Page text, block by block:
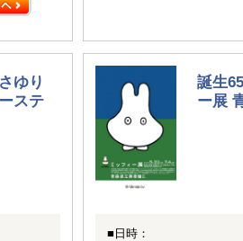
ゆり
ステ
誕生
ー展
■日時：